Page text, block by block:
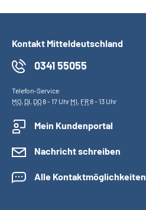
Kontakt Mitteldeutschland
0341 55055
Telefon-Service
MO, DI, DO8 - 17 Uhr MI, FR8 - 13 Uhr
Mein Kundenportal
Nachricht schreiben
Alle Kontaktmöglichkeiten